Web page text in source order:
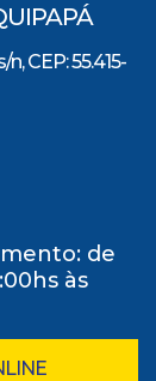
CEP: 55.415-
de
às